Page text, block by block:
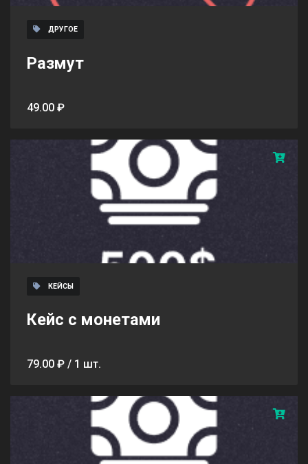
ДРУГОЕ
Размут
49.00 ₽
КЕЙСЫ
Кейс с монетами
79.00 ₽ / 1 шт.